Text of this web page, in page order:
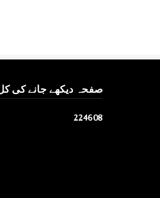
صفحہ دیکھے جانے کی کل
224608